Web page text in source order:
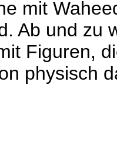
mit
Ab und zu
Figuren,
physisch